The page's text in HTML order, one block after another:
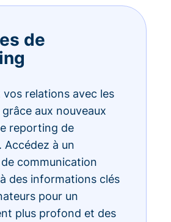
de
vos relations avec les
aux nouveaux
reporting de
Accédez à un
communication
des informations clés
pour un
plus profond et des